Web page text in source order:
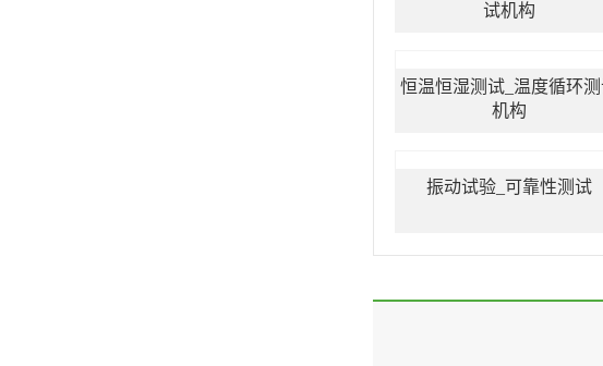
试机构
恒温恒湿测试_温度循环
机构
振动试验_可靠性测试